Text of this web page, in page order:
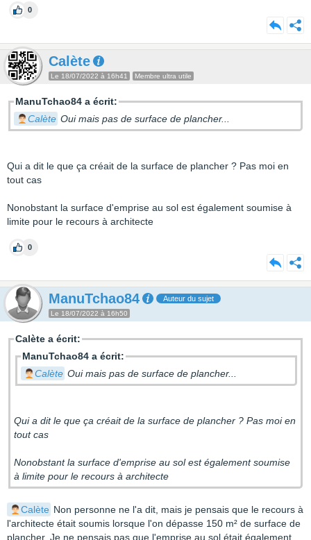
0
Calète
Le 18/07/2022 à 16h41 Membre ultra utile
ManuTchao84 a écrit:
Calète Oui mais pas de surface de plancher...
Qui a dit le que ça créait de la surface de plancher ? Pas moi en
tout cas
Nonobstant la surface d'emprise au sol est également soumise à
limite pour le recours à architecte
0
ManuTchao84 Auteur du sujet
Le 18/07/2022 à 16h50
Calète a écrit:
ManuTchao84 a écrit:
Calète Oui mais pas de surface de plancher...
Qui a dit le que ça créait de la surface de plancher ? Pas moi en
tout cas
Nonobstant la surface d'emprise au sol est également soumise
à limite pour le recours à architecte
Calète Non personne ne l'a dit, mais je pensais que le recours à
l'architecte était soumis lorsque l'on dépasse 150 m² de surface de
plancher. Je ne pensais pas que l'emprise au sol était également